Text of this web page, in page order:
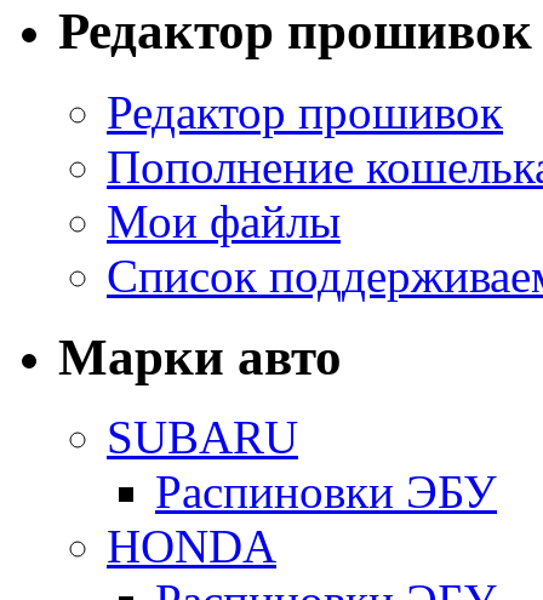
Редактор прошивок
Редактор прошивок
Пополнение
Мои файлы
Список
Марки авто
SUBARU
Распиновки ЭБУ
HONDA